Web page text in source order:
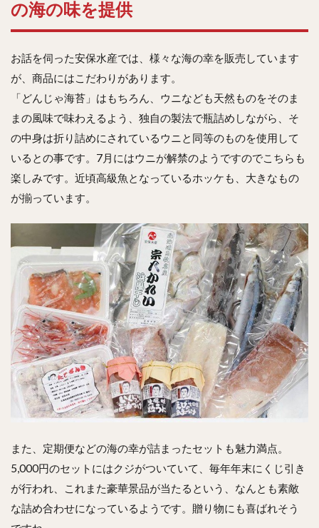
の海の味を提供
お話を伺った安保水産では、様々な海の幸を販売しています
が、商品にはこだわりがあります。
「どんじゃ海苔」はもちろん、ウニなども天然ものをそのま
まの風味で味わえるよう、独自の製法で瓶詰めしながら、そ
の中身は折り詰めにされているウニと同等のものを使用して
いるとの事です。7月にはウニが解禁のようですのでこちらも
楽しみです。近頃高級魚となっているホッケも、大きなもの
が揃っています。
また、定期便などの海の幸が詰まったセットも魅力満点。
5,000円のセットにはクジがついていて、毎年年末にくじ引き
が行われ、これまた豪華景品が当たるという、なんとも素敵
な詰め合わせになっているようです。贈り物にも喜ばれそう